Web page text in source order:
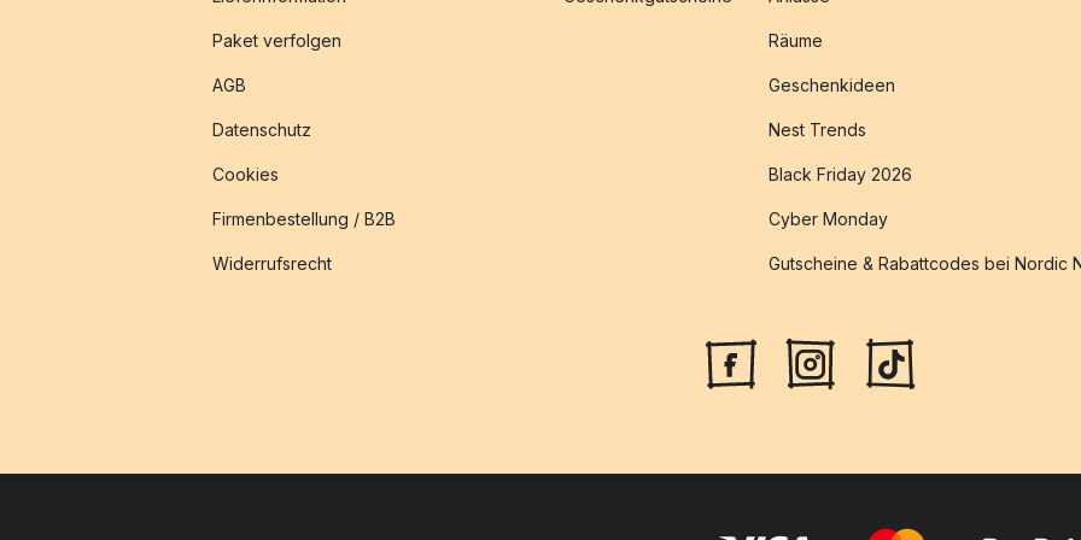
Paket verfolgen
AGB
Datenschutz
Cookies
Firmenbestellung / B2B
Widerrufsrecht
Räume
Geschenkideen
Nest Trends
Black Friday 2026
Cyber Monday
Gutscheine & Rabattcodes bei Nordic